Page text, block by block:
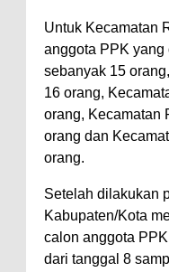
Untuk Kecamatan
anggota PPK
sebanyak 15
16 orang,
orang, Kecamatan
orang dan
orang.
Setelah dilakukan
Kabupaten/Kota
calon anggota
dari tanggal 8